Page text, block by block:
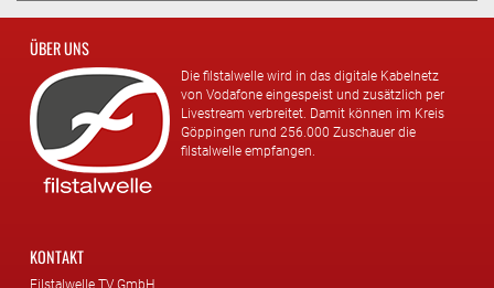
ÜBER UNS
Die filstalwelle wird in das digitale Kabelnetz
von Vodafone eingespeist und zusätzlich per
Livestream verbreitet. Damit können im Kreis
Göppingen rund 256.000 Zuschauer die
filstalwelle empfangen.
KONTAKT